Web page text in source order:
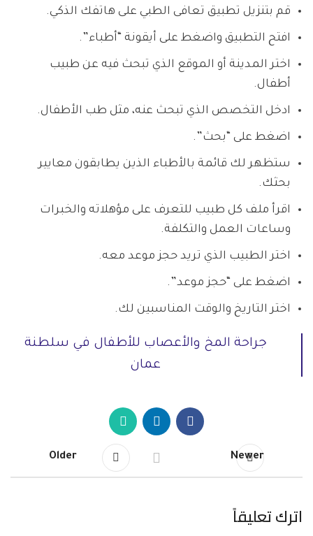
قم بتنزيل تطبيق تعافى الطبي على هاتفك الذكي.
افتح التطبيق واضغط على أيقونة “أطباء”.
اختر المدينة أو الموقع الذي تبحث فيه عن طبيب
أطفال.
ادخل التخصص الذي تبحث عنه، مثل طب الأطفال.
اضغط على “بحث”.
ستظهر لك قائمة بالأطباء الذين يطابقون معايير
بحثك.
اقرأ ملف كل طبيب للتعرف على مؤهلاته والخبرات
وساعات العمل والتكلفة.
اختر الطبيب الذي تريد حجز موعد معه.
اضغط على “حجز موعد”.
اختر التاريخ والوقت المناسبين لك.
جراحة المخ والأعصاب للأطفال في سلطنة
عمان
Newer
Older
اترك تعليقاً